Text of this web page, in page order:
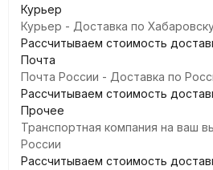
Курьер
Курьер - Доставка по
Рассчитываем стоимость
Почта
Почта России - Доставка по
Рассчитываем стоимость
Прочее
Транспортная компания на ваш
России
Рассчитываем стоимость